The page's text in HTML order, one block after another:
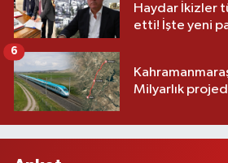
Haydar İkizler
etti! İşte yeni
Milyarlık
6